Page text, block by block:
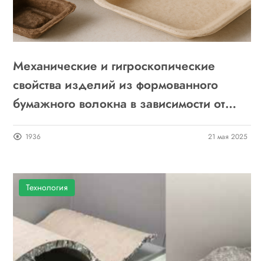
Механические и гигроскопические
свойства изделий из формованного
бумажного волокна в зависимости от
использования различных типов
волокон
1936 21 мая 2025
Технология